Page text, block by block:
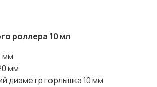
роллера 10 мл
мм
мм
диаметр горлышка 10 мм